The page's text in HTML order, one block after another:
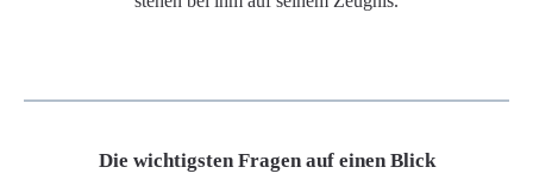
Die wichtigsten Fragen auf einen Blick